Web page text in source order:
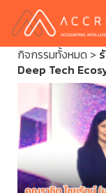
กิจกรรมทั้งหมด >
Deep Tech